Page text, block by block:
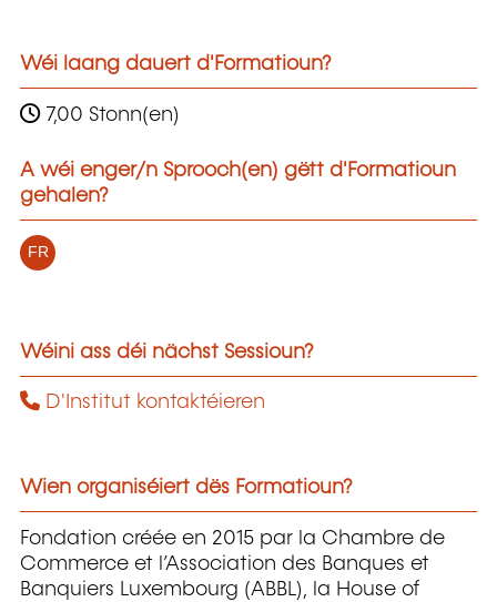
Wéi laang dauert d'Formatioun?
7,00 Stonn(en)
A wéi enger/n Sprooch(en) gëtt d'Formatioun
gehalen?
FR
Wéini ass déi nächst Sessioun?
D'Institut kontaktéieren
Wien organiséiert dës Formatioun?
Fondation créée en 2015 par la Chambre de
Commerce et l’Association des Banques et
Banquiers Luxembourg (ABBL), la House of